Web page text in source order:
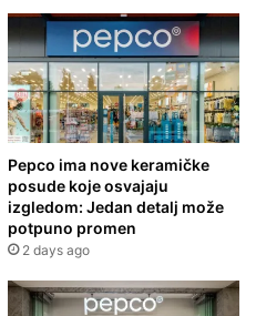
Pepco ima nove keramičke
posude koje osvajaju
izgledom: Jedan detalj može
potpuno promen
2 days ago